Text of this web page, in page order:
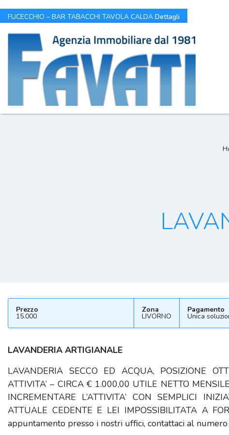
FUCECCHIO – BAR TABACCHI TAVOLA CALDA Dettagli
Prezzo
15.000
Zona
LIVORNO
Pagamento
Unica
LAVANDERIA ARTIGIANALE
LAVANDERIA SECCO ED ACQUA, POSIZIONE
ATTIVITA’ – CIRCA € 1.000,00 UTILE NETTO
INCREMENTARE L’ATTIVITA’ CON SEMPLICI
ATTUALE CEDENTE E LEI IMPOSSIBILITATA A
appuntamento presso i nostri uffici, contattaci al